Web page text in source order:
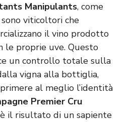
Manipulants, come
sono viticoltori che
il vino prodotto
le proprie uve. Questo
un controllo totale sulla
vigna alla bottiglia,
al meglio l’identità
Premier Cru
è il risultato di un sapiente